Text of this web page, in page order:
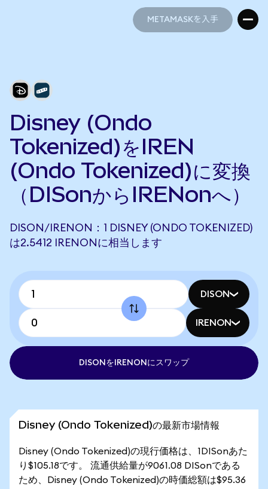
METAMASKを入手
Disney (Ondo
Tokenized)をIREN
(Ondo Tokenized)に変換
（DISonからIRENonへ）
DISON/IRENON：1 DISNEY (ONDO TOKENIZED)
は2.5412 IRENONに相当します
DISON
IRENON
DISONをIRENONにスワップ
Disney (Ondo Tokenized)の最新市場情報
Disney (Ondo Tokenized)の現行価格は、1DISonあた
り$105.18です。 流通供給量が9061.08 DISonである
ため、Disney (Ondo Tokenized)の時価総額は$95.36